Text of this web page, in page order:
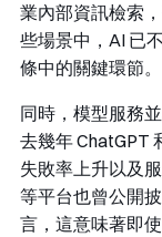
業內部資訊檢索
些場景中，AI 已
條中的關鍵環節。
同時，模型服務
去幾年 ChatGPT
失敗率上升以及
等平台也曾公開
言，這意味著即